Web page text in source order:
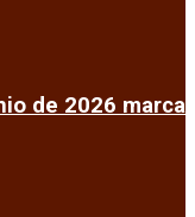
de 2026 marca